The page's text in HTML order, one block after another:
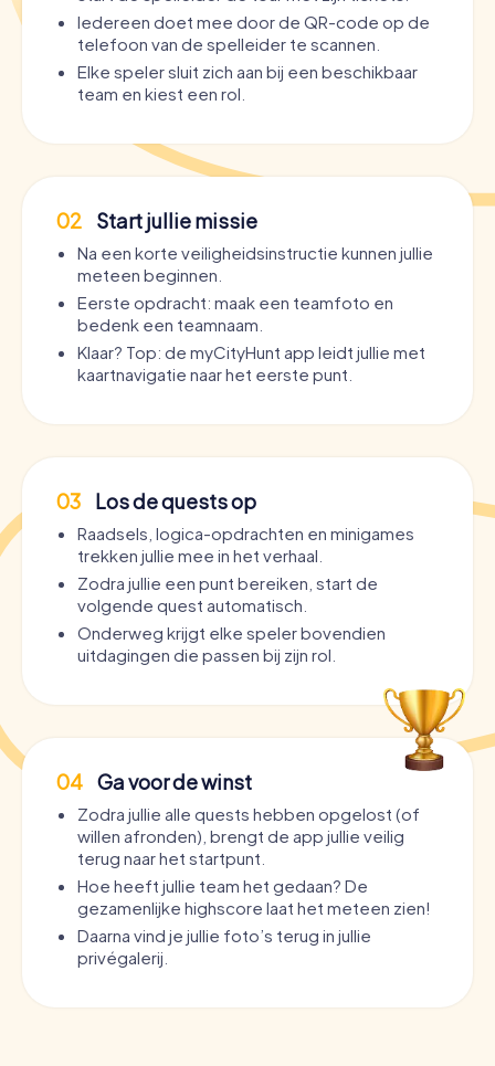
Iedereen doet mee door de QR-code op de
telefoon van de spelleider te scannen.
Elke speler sluit zich aan bij een beschikbaar
team en kiest een rol.
02 Start jullie missie
Na een korte veiligheidsinstructie kunnen jullie
meteen beginnen.
Eerste opdracht: maak een teamfoto en
bedenk een teamnaam.
Klaar? Top: de myCityHunt app leidt jullie met
kaartnavigatie naar het eerste punt.
03 Los de quests op
Raadsels, logica-opdrachten en minigames
trekken jullie mee in het verhaal.
Zodra jullie een punt bereiken, start de
volgende quest automatisch.
Onderweg krijgt elke speler bovendien
uitdagingen die passen bij zijn rol.
04 Ga voor de winst
Zodra jullie alle quests hebben opgelost (of
willen afronden), brengt de app jullie veilig
terug naar het startpunt.
Hoe heeft jullie team het gedaan? De
gezamenlijke highscore laat het meteen zien!
Daarna vind je jullie foto’s terug in jullie
privégalerij.